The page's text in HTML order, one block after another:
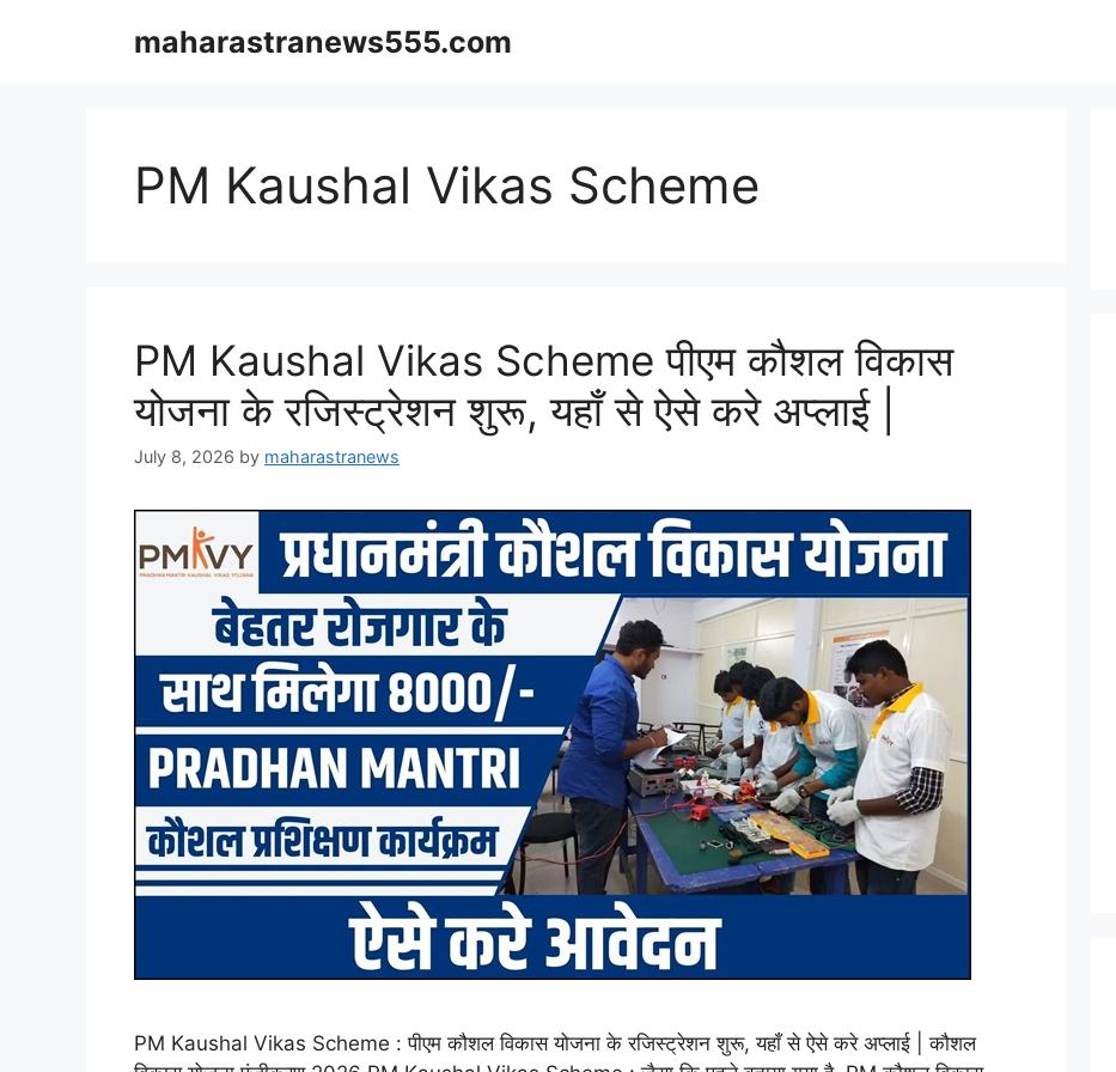
maharastranews555.com
PM Kaushal Vikas Scheme
PM Kaushal Vikas Scheme पीएम कौशल विकास
योजना के रजिस्ट्रेशन शुरू, यहाँ से ऐसे करे अप्लाई |
July 8, 2026 by maharastranews
PM Kaushal Vikas Scheme : पीएम कौशल विकास योजना के रजिस्ट्रेशन शुरू, यहाँ से ऐसे करे अप्लाई | कौशल